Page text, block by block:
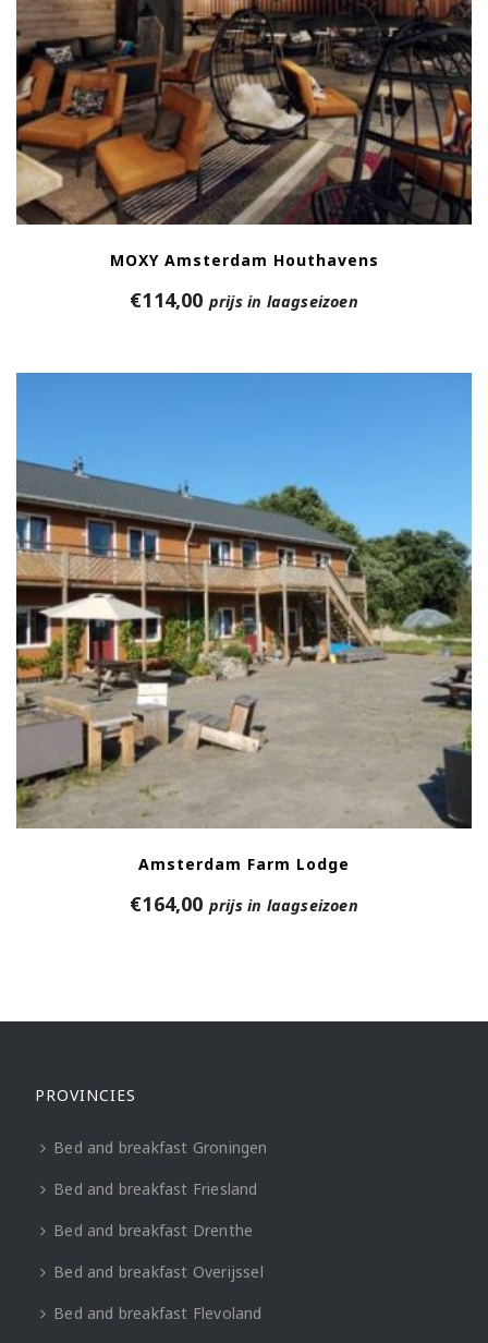
MOXY Amsterdam Houthavens
€114,00 prijs in laagseizoen
Amsterdam Farm Lodge
€164,00 prijs in laagseizoen
PROVINCIES
Bed and breakfast Groningen
Bed and breakfast Friesland
Bed and breakfast Drenthe
Bed and breakfast Overijssel
Bed and breakfast Flevoland